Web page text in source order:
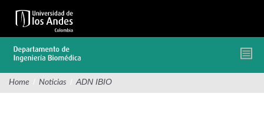
contenido
Home / Noticias / ADN IBIO